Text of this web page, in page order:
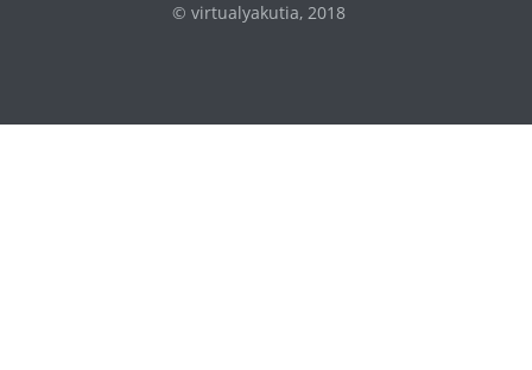
© virtualyakutia, 2018